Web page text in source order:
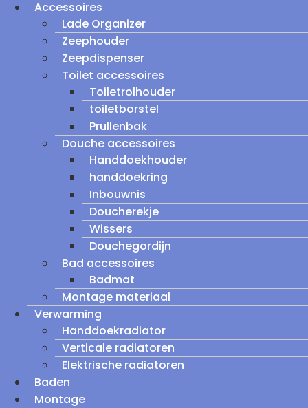
Accessoires
Lade Organizer
Zeephouder
Zeepdispenser
Toilet accessoires
Toiletrolhouder
toiletborstel
Prullenbak
Douche accessoires
Handdoekhouder
handdoekring
Inbouwnis
Doucherekje
Wissers
Douchegordijn
Bad accessoires
Badmat
Montage materiaal
Verwarming
Handdoekradiator
Verticale radiatoren
Elektrische radiatoren
Baden
Montage